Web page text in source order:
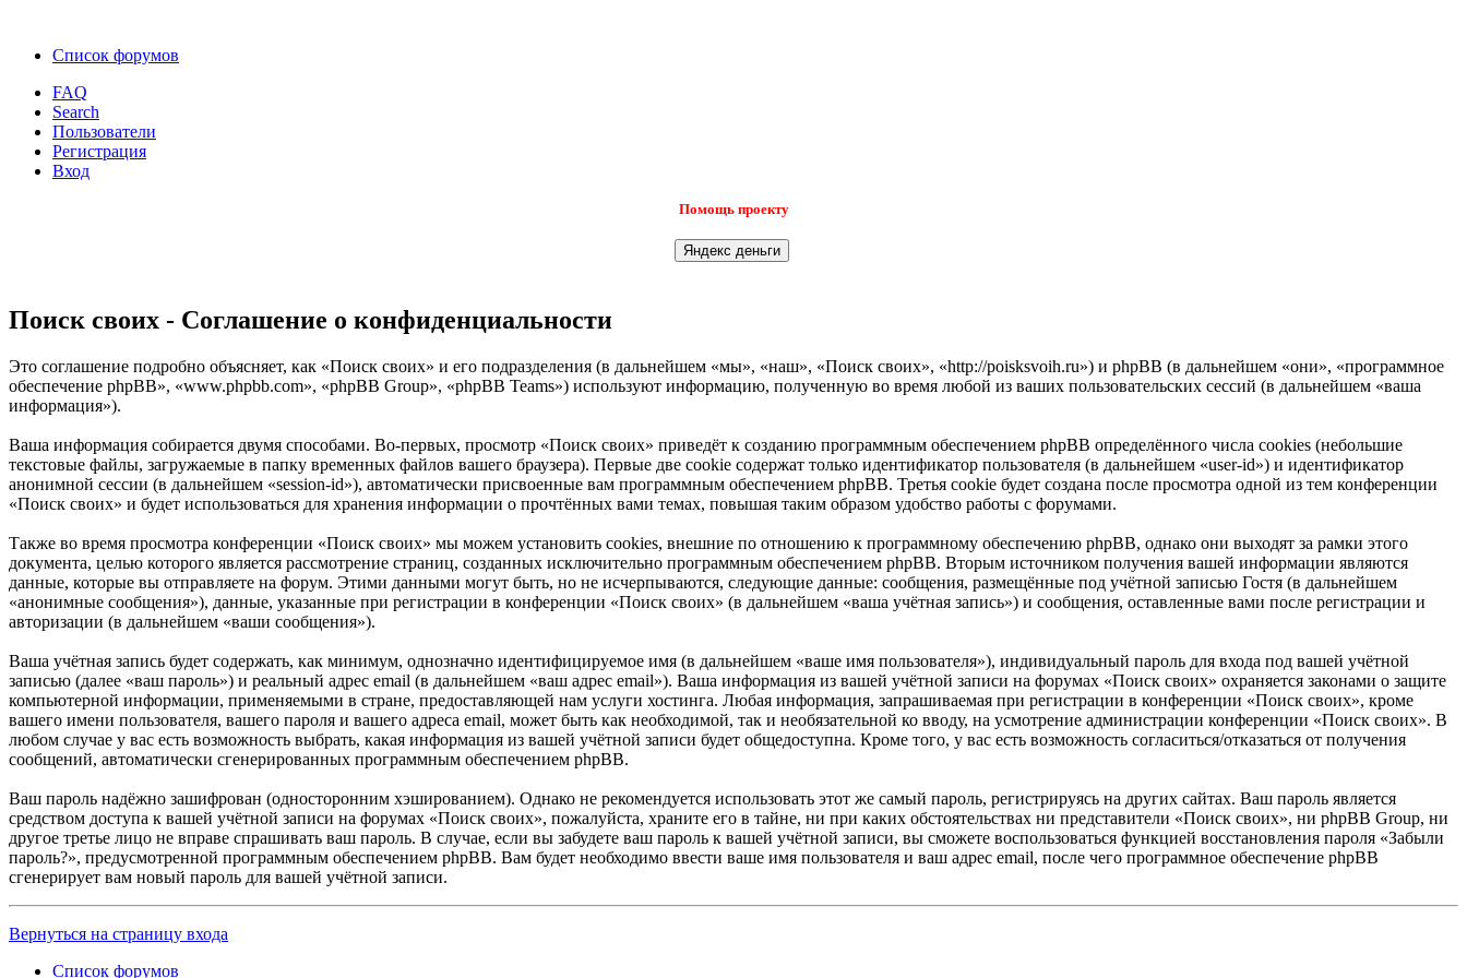
Список форумов
FAQ
Search
Пользователи
Регистрация
Вход
Помощь проекту
Поиск своих - Соглашение о конфиденциальности
Это соглашение подробно объясняет, как «Поиск своих» и его подразделения (в дальнейшем «мы», «наш», «Поиск своих», «http://poisksvoih.ru») и phpBB (в дальнейшем «они», «программное
обеспечение phpBB», «www.phpbb.com», «phpBB Group», «phpBB Teams») используют информацию, полученную во время любой из ваших пользовательских сессий (в дальнейшем «ваша
информация»).
Ваша информация собирается двумя способами. Во-первых, просмотр «Поиск своих» приведёт к созданию программным обеспечением phpBB определённого числа cookies (небольшие
текстовые файлы, загружаемые в папку временных файлов вашего браузера). Первые две cookie содержат только идентификатор пользователя (в дальнейшем «user-id») и идентификатор
анонимной сессии (в дальнейшем «session-id»), автоматически присвоенные вам программным обеспечением phpBB. Третья cookie будет создана после просмотра одной из тем конференции
«Поиск своих» и будет использоваться для хранения информации о прочтённых вами темах, повышая таким образом удобство работы с форумами.
Также во время просмотра конференции «Поиск своих» мы можем установить cookies, внешние по отношению к программному обеспечению phpBB, однако они выходят за рамки этого
документа, целью которого является рассмотрение страниц, созданных исключительно программным обеспечением phpBB. Вторым источником получения вашей информации являются
данные, которые вы отправляете на форум. Этими данными могут быть, но не исчерпываются, следующие данные: сообщения, размещённые под учётной записью Гостя (в дальнейшем
«анонимные сообщения»), данные, указанные при регистрации в конференции «Поиск своих» (в дальнейшем «ваша учётная запись») и сообщения, оставленные вами после регистрации и
авторизации (в дальнейшем «ваши сообщения»).
Ваша учётная запись будет содержать, как минимум, однозначно идентифицируемое имя (в дальнейшем «ваше имя пользователя»), индивидуальный пароль для входа под вашей учётной
записью (далее «ваш пароль») и реальный адрес email (в дальнейшем «ваш адрес email»). Ваша информация из вашей учётной записи на форумах «Поиск своих» охраняется законами о защите
компьютерной информации, применяемыми в стране, предоставляющей нам услуги хостинга. Любая информация, запрашиваемая при регистрации в конференции «Поиск своих», кроме
вашего имени пользователя, вашего пароля и вашего адреса email, может быть как необходимой, так и необязательной ко вводу, на усмотрение администрации конференции «Поиск своих». В
любом случае у вас есть возможность выбрать, какая информация из вашей учётной записи будет общедоступна. Кроме того, у вас есть возможность согласиться/отказаться от получения
сообщений, автоматически сгенерированных программным обеспечением phpBB.
Ваш пароль надёжно зашифрован (односторонним хэшированием). Однако не рекомендуется использовать этот же самый пароль, регистрируясь на других сайтах. Ваш пароль является
средством доступа к вашей учётной записи на форумах «Поиск своих», пожалуйста, храните его в тайне, ни при каких обстоятельствах ни представители «Поиск своих», ни phpBB Group, ни
другое третье лицо не вправе спрашивать ваш пароль. В случае, если вы забудете ваш пароль к вашей учётной записи, вы сможете воспользоваться функцией восстановления пароля «Забыли
пароль?», предусмотренной программным обеспечением phpBB. Вам будет необходимо ввести ваше имя пользователя и ваш адрес email, после чего программное обеспечение phpBB
сгенерирует вам новый пароль для вашей учётной записи.
Вернуться на страницу входа
Список форумов